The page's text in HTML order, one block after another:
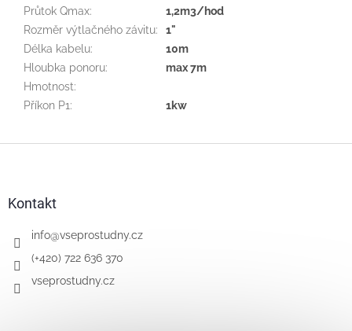
Průtok Qmax:
1,2m3/hod
Rozměr výtlačného závitu:
1"
Délka kabelu:
10m
Hloubka ponoru:
max 7m
Hmotnost:
Příkon P1: 1kw
Kontakt
info@vseprostudny.cz
(+420) 722 636 370
vseprostudny.cz